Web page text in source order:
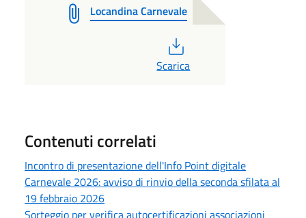
Locandina Carnevale
Scarica
Contenuti correlati
Incontro di presentazione dell'Info Point digitale
Carnevale 2026: avviso di rinvio della seconda sfilata al
19 febbraio 2026
Sorteggio per verifica autocertificazioni associazioni